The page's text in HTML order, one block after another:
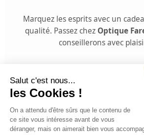
Marquez les esprits avec un
qualité. Passez chez Optique
conseillerons avec